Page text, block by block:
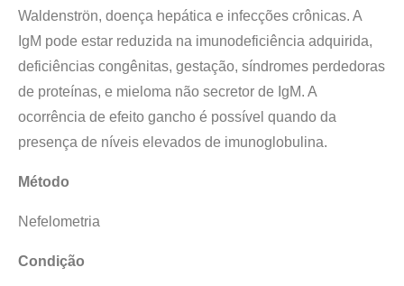
Waldenströn, doença hepática e infecções crônicas. A
IgM pode estar reduzida na imunodeficiência adquirida,
deficiências congênitas, gestação, síndromes perdedoras
de proteínas, e mieloma não secretor de IgM. A
ocorrência de efeito gancho é possível quando da
presença de níveis elevados de imunoglobulina.
Método
Nefelometria
Condição